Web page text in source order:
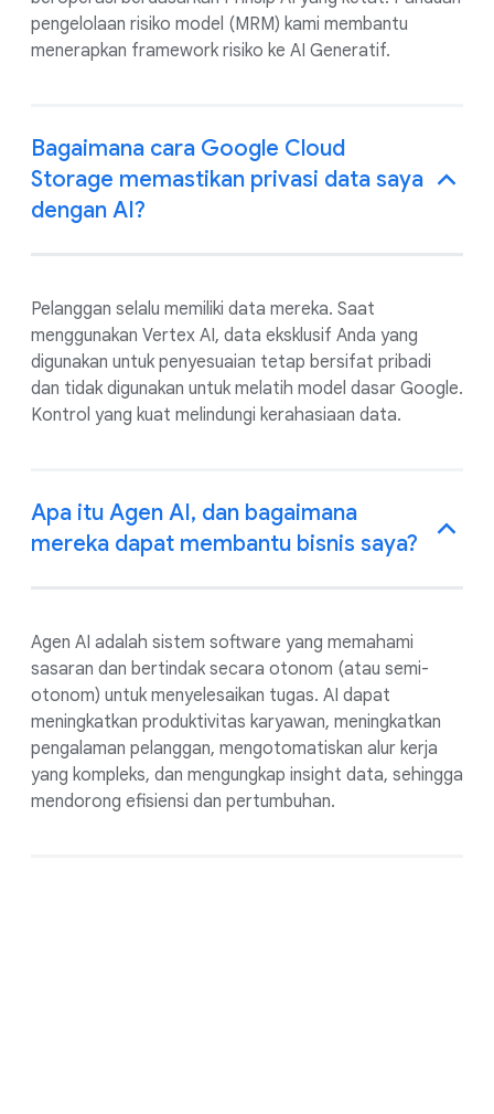
pengelolaan risiko model (MRM) kami membantu
menerapkan framework risiko ke AI Generatif.
Bagaimana cara Google Cloud
Storage memastikan privasi data saya
dengan AI?
Pelanggan selalu memiliki data mereka. Saat
menggunakan Vertex AI, data eksklusif Anda yang
digunakan untuk penyesuaian tetap bersifat pribadi
dan tidak digunakan untuk melatih model dasar Google.
Kontrol yang kuat melindungi kerahasiaan data.
Apa itu Agen AI, dan bagaimana
mereka dapat membantu bisnis saya?
Agen AI adalah sistem software yang memahami
sasaran dan bertindak secara otonom (atau semi-
otonom) untuk menyelesaikan tugas. AI dapat
meningkatkan produktivitas karyawan, meningkatkan
pengalaman pelanggan, mengotomatiskan alur kerja
yang kompleks, dan mengungkap insight data, sehingga
mendorong efisiensi dan pertumbuhan.